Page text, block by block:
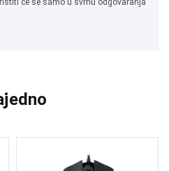
će se samo u svrhu odgovaranja